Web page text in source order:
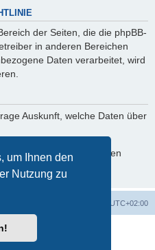
um Ihnen den
Nutzung zu
der Seiten, die die phpBB-
in anderen Bereichen
Daten verarbeitet, wird
Auskunft, welche Daten über
bzw. Sperrung Ihrer Daten
bitte den Betreiber.
UTC+02:00
Software © phpBB Limited
phpBB.de